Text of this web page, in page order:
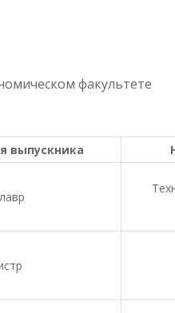
факультете
выпускника